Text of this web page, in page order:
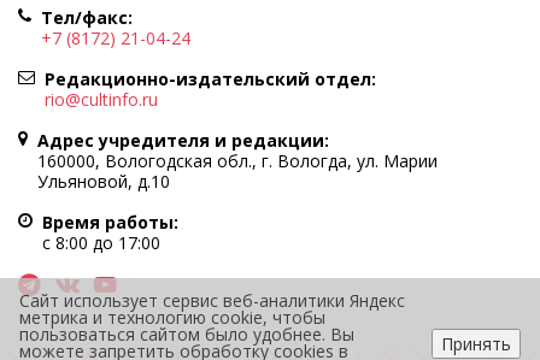
Учредитель КУ ВО «Информационно-аналитический центр
культуры»
Адрес учредителя и редакции: 160000, Вологодская обл., г.
Вологда, ул. Марии Ульяновой, д.10
Главный редактор — Легчанова Елена Григорьевна
Политика в отношении обработки персональных данных
При полном или частичном использовании информации
портала гиперссылка на cultinfo.ru обязательна.
Редакция не несет ответственности за достоверность
информации, содержащейся в рекламных объявлениях.
12+
Тел/факс:
+7 (8172) 21-04-24
Редакционно-издательский отдел:
rio@cultinfo.ru
Адрес учредителя и редакции:
160000, Вологодская обл., г. Вологда, ул. Марии
Ульяновой, д.10
Время работы:
с 8:00 до 17:00
Сайт использует сервис веб-аналитики Яндекс
метрика и технологию cookie, чтобы
пользоваться сайтом было удобнее. Вы
можете запретить обработку cookies в Принять